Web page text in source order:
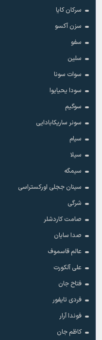
سرکان کایا
سزن آکسو
سفو
سلین
سوات سونا
سودا یحیایوا
سوگیم
سونر ساریکابادایی
سیام
سیلا
سیمگه
سینان ججلی اورکستراسی
شرگی
صامت کاردشلر
صدا سایان
عالم قاسموف
علی آلکورت
فتاح جان
فردی تایفور
فوندا آرار
کاظم جان